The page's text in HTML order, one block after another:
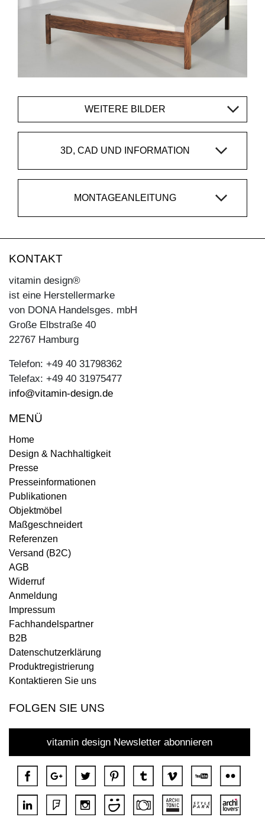
WEITERE BILDER
3D, CAD UND INFORMATION
MONTAGEANLEITUNG
KONTAKT
vitamin design®
ist eine Herstellermarke
von DONA Handelsges. mbH
Große Elbstraße 40
22767 Hamburg
Telefon: +49 40 31798362
Telefax: +49 40 31975477
info@vitamin-design.de
MENÜ
Home
Design & Nachhaltigkeit
Presse
Presseinformationen
Publikationen
Objektmöbel
Maßgeschneidert
Referenzen
Versand (B2C)
AGB
Widerruf
Anmeldung
Impressum
Fachhandelspartner
B2B
Datenschutzerklärung
Produktregistrierung
Kontaktieren Sie uns
FOLGEN SIE UNS
vitamin design Newsletter abonnieren